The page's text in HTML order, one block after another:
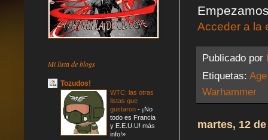
Acceder a la
Publicado por
Etiquetas:
Warhammer
martes, 12
Mi lista de blogs
Tozudos!
WTC: las otras
listas que
gustaron - ¡No
todo es Francia
y E.E.U.U! más
info!»